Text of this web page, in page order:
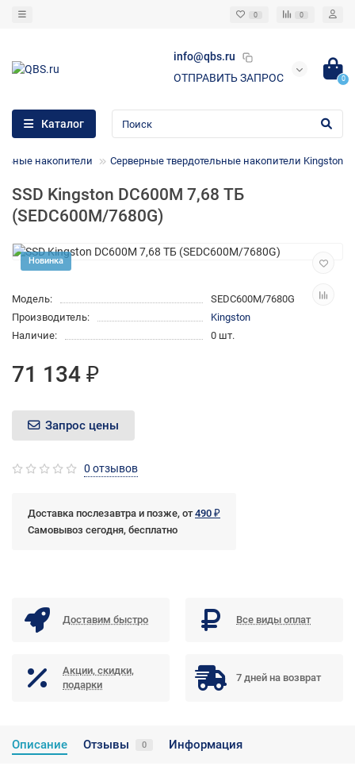
0 0
info@qbs.ru
ОТПРАВИТЬ ЗАПРОС
0
Каталог
накопители Cерверные твердотельные накопители Kingston
SSD Kingston DC600M 7,68 ТБ
(SEDC600M/7680G)
Новинка
Модель:
SEDC600M/7680G
Производитель:
Kingston
Наличие:
0 шт.
71 134 ₽
Запрос цены
0 отзывов
Доставка послезавтра и позже, от490 ₽
Самовывоз сегодня, бесплатно
Доставим быстро Все виды оплат
Акции, скидки,
подарки
7 дней на возврат
Описание Отзывы 0 Информация